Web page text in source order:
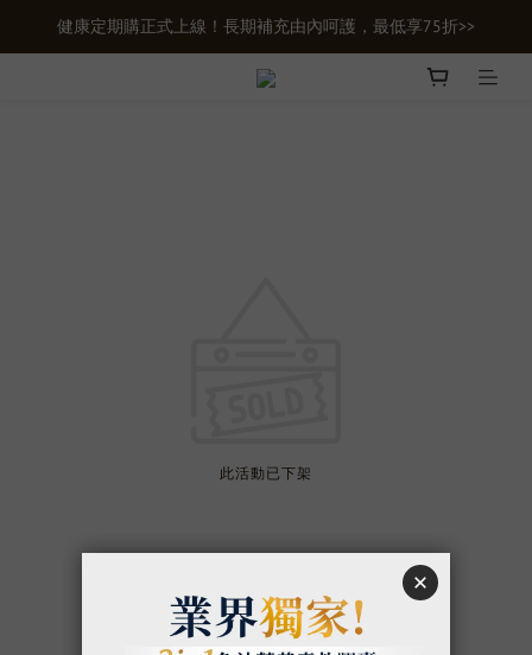
新會員首購輸入【newgifts】滿額最高現折$100
健康定期購正式上線！長期補充由內呵護，最低享75折>>
新會員首購輸入【newgifts】滿額最高現折$100
此活動已下架